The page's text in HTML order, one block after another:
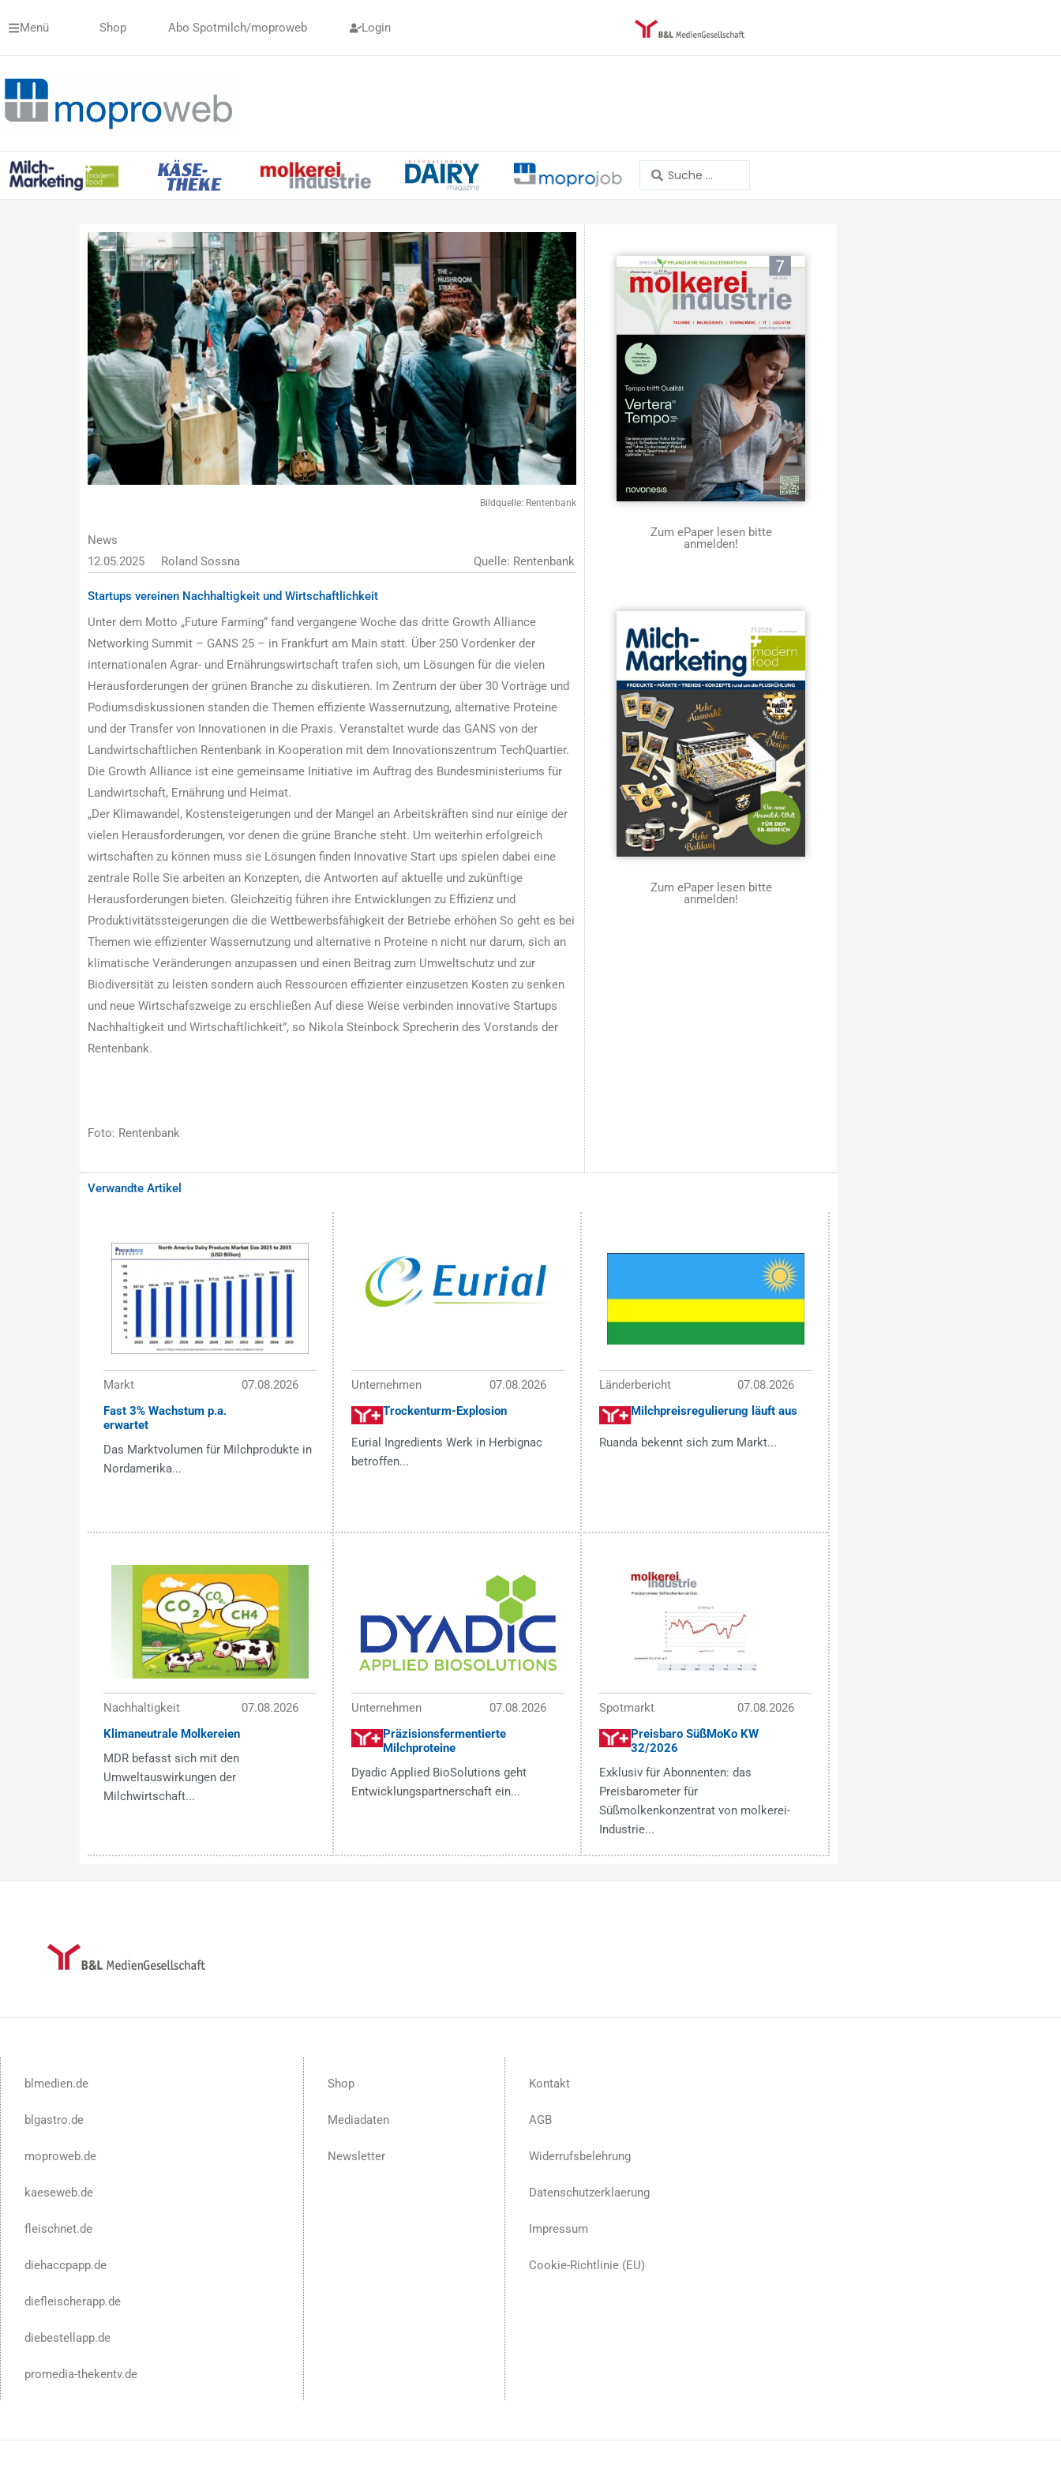
InhaltMenü Shop Abo Spotmilch/moproweb Login
Search
...
Bildquelle: Rentenbank
News
12.05.2025
Roland Sossna Quelle: Rentenbank
Startups vereinen Nachhaltigkeit und Wirtschaftlichkeit
Unter dem Motto „Future Farming“ fand vergangene Woche das dritte Growth Alliance
Networking Summit – GANS 25 – in Frankfurt am Main statt. Über 250 Vordenker der
internationalen Agrar- und Ernährungswirtschaft trafen sich, um Lösungen für die vielen
Herausforderungen der grünen Branche zu diskutieren. Im Zentrum der über 30 Vorträge und
Podiumsdiskussionen standen die Themen effiziente Wassernutzung, alternative Proteine
und der Transfer von Innovationen in die Praxis. Veranstaltet wurde das GANS von der
Landwirtschaftlichen Rentenbank in Kooperation mit dem Innovationszentrum TechQuartier.
Die Growth Alliance ist eine gemeinsame Initiative im Auftrag des Bundesministeriums für
Landwirtschaft, Ernährung und Heimat.
„Der Klimawandel, Kostensteigerungen und der Mangel an Arbeitskräften sind nur einige der
vielen Herausforderungen, vor denen die grüne Branche steht. Um weiterhin erfolgreich
wirtschaften zu können muss sie Lösungen finden Innovative Start ups spielen dabei eine
zentrale Rolle Sie arbeiten an Konzepten, die Antworten auf aktuelle und zukünftige
Herausforderungen bieten. Gleichzeitig führen ihre Entwicklungen zu Effizienz und
Produktivitätssteigerungen die die Wettbewerbsfähigkeit der Betriebe erhöhen So geht es bei
Themen wie effizienter Wassernutzung und alternative n Proteine n nicht nur darum, sich an
klimatische Veränderungen anzupassen und einen Beitrag zum Umweltschutz und zur
Biodiversität zu leisten sondern auch Ressourcen effizienter einzusetzen Kosten zu senken
und neue Wirtschafszweige zu erschließen Auf diese Weise verbinden innovative Startups
Nachhaltigkeit und Wirtschaftlichkeit”, so Nikola Steinbock Sprecherin des Vorstands der
Rentenbank.
Foto: Rentenbank
Zum ePaper lesen bitte
anmelden!
Zum ePaper lesen bitte
anmelden!
Verwandte Artikel
Markt
07.08.2026
Fast 3% Wachstum p.a.
erwartet
Das Marktvolumen für Milchprodukte in
Nordamerika...
Unternehmen
07.08.2026
Trockenturm-Explosion
Eurial Ingredients Werk in Herbignac
betroffen...
Länderbericht
07.08.2026
Milchpreisregulierung läuft aus
Ruanda bekennt sich zum Markt...
Nachhaltigkeit
07.08.2026
Klimaneutrale Molkereien
MDR befasst sich mit den
Umweltauswirkungen der
Milchwirtschaft...
Unternehmen
07.08.2026
Präzisionsfermentierte
Milchproteine
Dyadic Applied BioSolutions geht
Entwicklungspartnerschaft ein...
Spotmarkt
07.08.2026
Preisbaro SüßMoKo KW
32/2026
Exklusiv für Abonnenten: das
Preisbarometer für
Süßmolkenkonzentrat von molkerei-
Industrie...
blmedien.de
blgastro.de
moproweb.de
kaeseweb.de
fleischnet.de
diehaccpapp.de
diefleischerapp.de
diebestellapp.de
promedia-thekentv.de
Shop
Mediadaten
Newsletter
Kontakt
AGB
Widerrufsbelehrung
Datenschutzerklaerung
Impressum
Cookie-Richtlinie (EU)